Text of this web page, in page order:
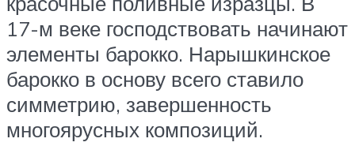
17-м веке господствовать начинают
элементы барокко. Нарышкинское
барокко в основу всего ставило
симметрию, завершенность
многоярусных композиций.